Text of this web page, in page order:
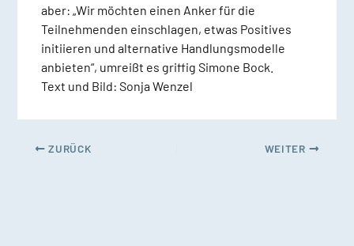
aber: „Wir möchten einen Anker für die
Teilnehmenden einschlagen, etwas Positives
initiieren und alternative Handlungsmodelle
anbieten“, umreißt es griffig Simone Bock.
Text und Bild: Sonja Wenzel
ZURÜCK WEITER